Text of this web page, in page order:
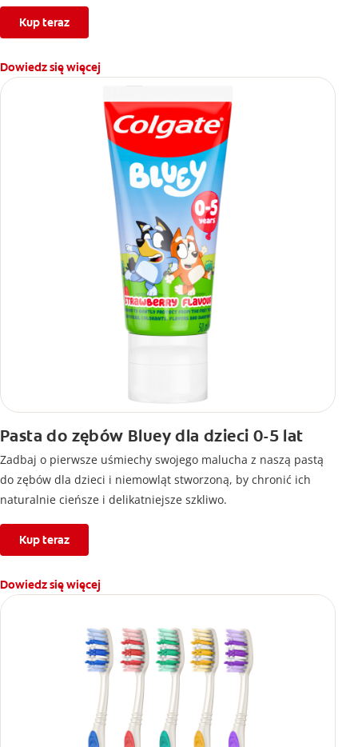
Kup teraz
Dowiedz się więcej
Pasta do zębów Bluey dla dzieci 0-5 lat
Zadbaj o pierwsze uśmiechy swojego malucha z naszą pastą
do zębów dla dzieci i niemowląt stworzoną, by chronić ich
naturalnie cieńsze i delikatniejsze szkliwo.
Kup teraz
Dowiedz się więcej